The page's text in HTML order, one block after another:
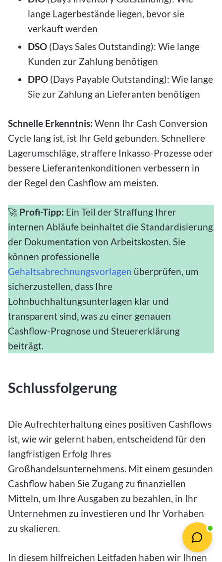
lange Lagerbestände liegen, bevor sie
verkauft werden
DSO (Days Sales Outstanding): Wie lange
Kunden zur Zahlung benötigen
DPO (Days Payable Outstanding): Wie lange
Sie zur Zahlung an Lieferanten benötigen
Schnelle Erkenntnis: Wenn Ihr Cash Conversion
Cycle lang ist, ist Ihr Geld gebunden. Schnellere
Lagerumschläge, straffere Inkasso-Prozesse oder
bessere Lieferantenkonditionen verbessern in
der Regel den Cashflow am meisten.
🚀 Profi-Tipp: Ein Teil der Straffung Ihrer
internen Abläufe beinhaltet die Standardisierung
der Dokumentation von Arbeitskosten. Sie
können professionelle
Gehaltsabrechnungsvorlagen überprüfen, um
sicherzustellen, dass Ihre
Lohnbuchhaltungsunterlagen klar und
transparent sind, was zu einer genauen
Cashflow-Prognose und Steuererklärung
beiträgt.
Schlussfolgerung
Die Aufrechterhaltung eines positiven Cashflows
ist, wie wir gelernt haben, entscheidend für den
langfristigen Erfolg Ihres
Großhandelsunternehmens. Mit einem gesunden
Cashflow haben Sie Zugang zu finanziellen
Mitteln, um Ihre Ausgaben zu bezahlen, in Ihr
Unternehmen zu investieren und Ihr Vorhaben
zu skalieren.
In diesem hilfreichen Leitfaden haben wir Ihnen